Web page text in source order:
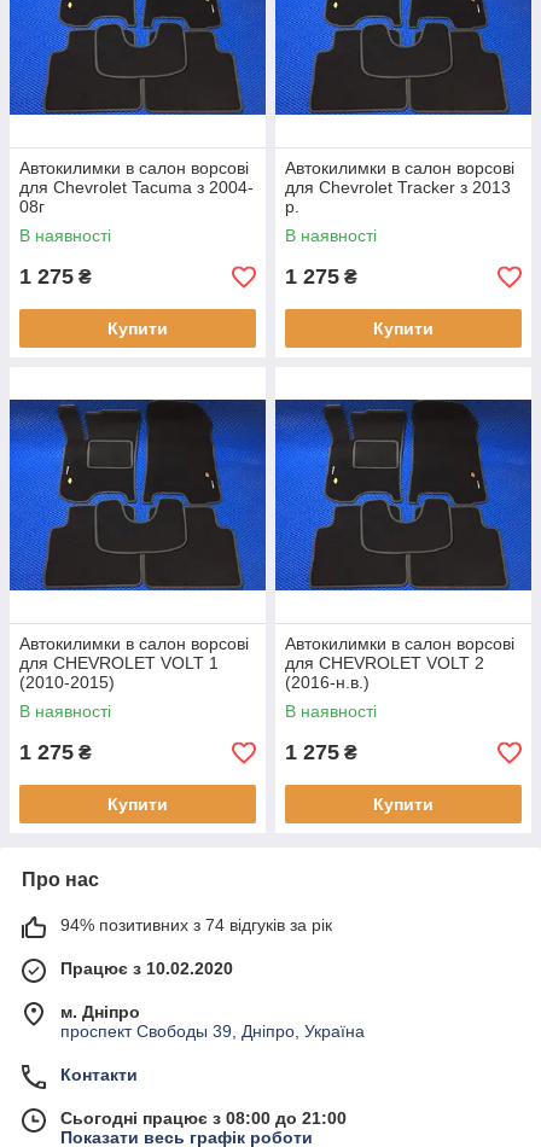
Автокилимки в салон ворсові
для Chevrolet Tacuma з 2004-
08г
В наявності
1 275 ₴
Купити
Автокилимки в салон ворсові
для Chevrolet Tracker з 2013
р.
В наявності
1 275 ₴
Купити
Автокилимки в салон ворсові
для CHEVROLET VOLT 1
(2010-2015)
В наявності
1 275 ₴
Купити
Автокилимки в салон ворсові
для CHEVROLET VOLT 2
(2016-н.в.)
В наявності
1 275 ₴
Купити
Про нас
94% позитивних з 74 відгуків за рік
Працює з 10.02.2020
м. Дніпро
проспект Свободы 39, Дніпро, Україна
Контакти
Сьогодні працює з 08:00 до 21:00
Показати весь графік роботи